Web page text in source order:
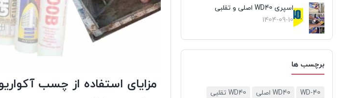
اسپری WD40 اصلی و تقلبی
1404-09-10
برچسب ها
WD-40 WD40 اصلی
WD40 تقلبی
مزایای استفاده از چسب